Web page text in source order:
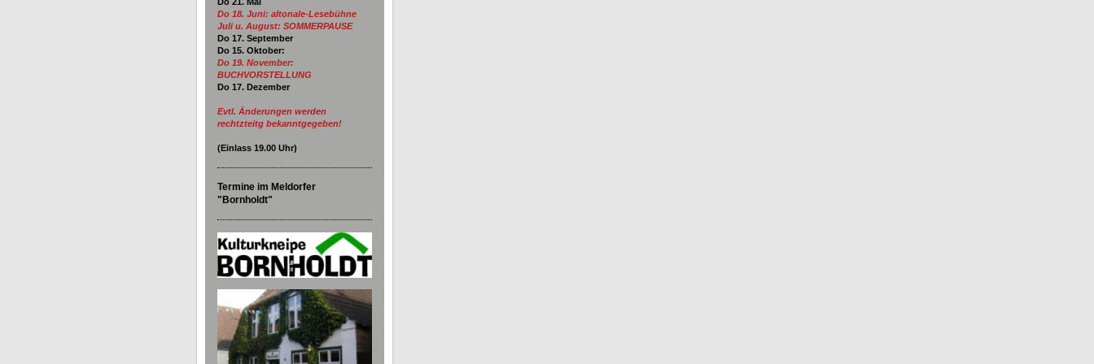
Do 18. Juni: altonale-Lesebühne
Juli u. August: SOMMERPAUSE
Do 17. September
Do 15. Oktober:
Do 19. November:
BUCHVORSTELLUNG
Do 17. Dezember
Evtl. Änderungen werden
rechtzteitg bekanntgegeben!
(Einlass 19.00 Uhr)
Termine im Meldorfer
"Bornholdt"